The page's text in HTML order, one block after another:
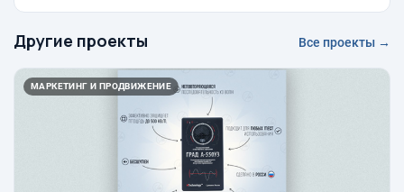
Другие проекты Все проекты →
МАРКЕТИНГ И ПРОДВИЖЕНИЕ